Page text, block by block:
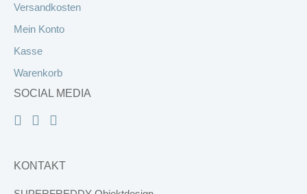
Versandkosten
Mein Konto
Kasse
Warenkorb
SOCIAL MEDIA
KONTAKT